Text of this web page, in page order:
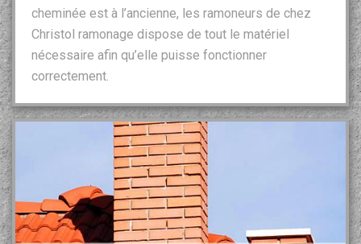
cheminée est à l’ancienne, les ramoneurs de chez
Christol ramonage dispose de tout le matériel
nécessaire afin qu’elle puisse fonctionner
correctement.